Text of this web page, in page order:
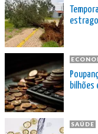
bilhões
SAÚDE